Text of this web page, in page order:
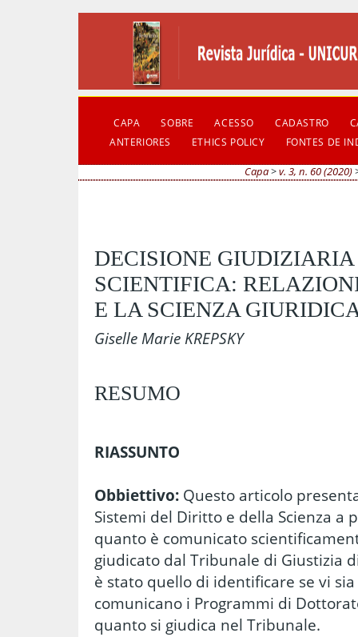
CAPA SOBRE ACESSO CADASTRO
ANTERIORES
ETHICS POLICY FONTES DE
Capa>v. 3, n. 60 (2020)
DECISIONE GIUDIZIARIA
SCIENTIFICA:
E LA SCIENZA
Giselle Marie KREPSKY
RESUMO
RIASSUNTO
Obbiettivo: Questo articolo
Sistemi del Diritto e della Scienza a
quanto è comunicato
giudicato dal Tribunale di Giustizia
è stato quello di identificare se vi
comunicano i Programmi di
quanto si giudica nel Tribunale.